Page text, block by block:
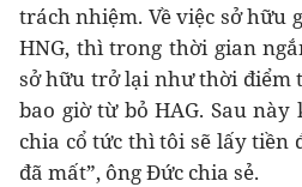
trách nhiệm. Về việc sở hữu
HNG, thì trong thời gian
sở hữu trở lại như thời điểm
bao giờ từ bỏ HAG. Sau
chia cổ tức thì tôi sẽ lấy tiền
đã mất”, ông Đức chia sẻ.